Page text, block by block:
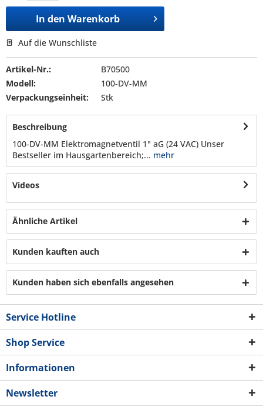
In den Warenkorb
Auf die Wunschliste
Artikel-Nr.:
B70500
Modell:
100-DV-MM
Verpackungseinheit:
Stk
Beschreibung
100-DV-MM Elektromagnetventil 1" aG (24 VAC) Unser
Bestseller im Hausgartenbereich;... mehr
Videos
Ähnliche Artikel
Kunden kauften auch
Kunden haben sich ebenfalls angesehen
Service Hotline
Shop Service
Informationen
Newsletter